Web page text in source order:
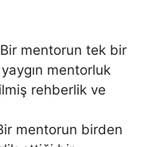
Bir mentorun tek bir
yaygın mentorluk
rehberlik ve
mentorun birden